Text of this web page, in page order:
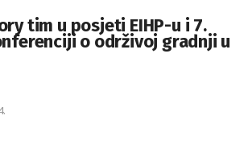
tim u posjeti EIHP-u i 7.
o održivoj gradnji u